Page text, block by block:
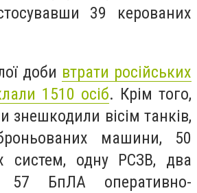
39 керованих
доби втрати російських
1510 осіб. Крім того,
знешкодили вісім танків,
машини, 50
систем, одну РСЗВ, два
57 БпЛА оперативно-